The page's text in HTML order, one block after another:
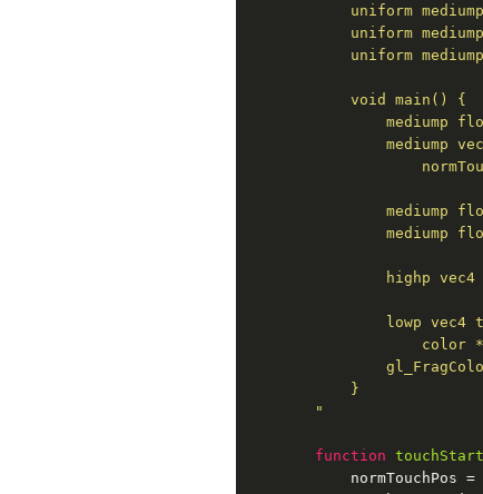
uniform
uniform
uniform
            void main() {
mediump
mediump
mediump
mediump
highp vec4
lowp vec4
color
            }
        "
function touchStart
normTouchPos =